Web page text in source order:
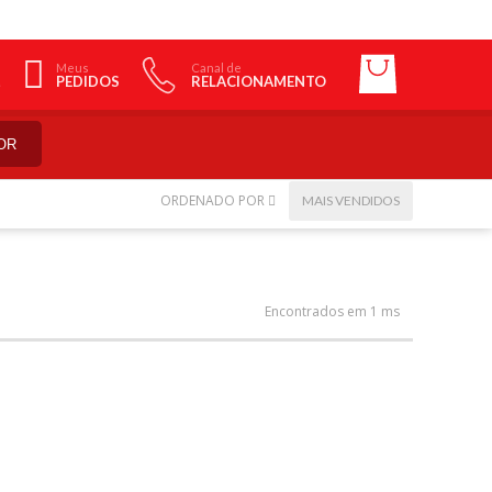
Meus
PEDIDOS
Canal de
RELACIONAMENTO
ORDENADO POR MAIS VENDIDOS
Encontrados em 1 ms